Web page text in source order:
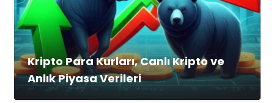
Kripto Para Kurları, Canlı Kripto ve
Anlık Piyasa Verileri